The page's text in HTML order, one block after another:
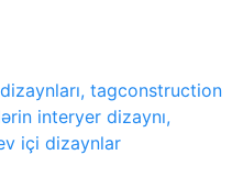
tagconstruction
interyer dizaynı,
içi dizaynlar